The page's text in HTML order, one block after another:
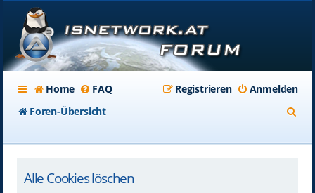
Home FAQ Anmelden
Registrieren
Foren-Übersicht
Alle Cookies löschen